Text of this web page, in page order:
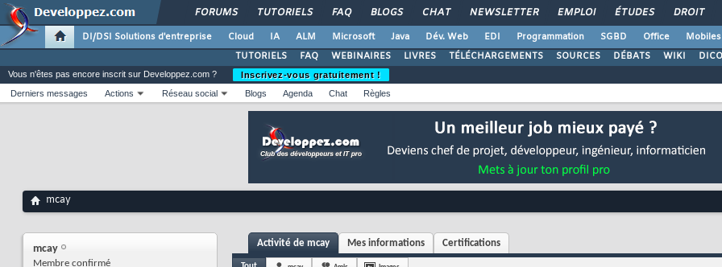
FORUMS TUTORIELS FAQ BLOGS CHAT NEWSLETTER EMPLOI ÉTUDES DROIT
DI/DSI Solutions d'entreprise Cloud IA ALM Microsoft Java Dév. Web EDI Programmation SGBD Office Mobiles
TUTORIELS
FAQ WEBINAIRES LIVRES TÉLÉCHARGEMENTS SOURCES DÉBATS WIKI DICO
Vous n'êtes pas encore inscrit sur Developpez.com ?
Inscrivez-vous gratuitement !
Derniers messages
Actions Réseau social Blogs Agenda Chat Règles
mcay
mcay
Membre confirmé
Activité de mcay Mes informations Certifications